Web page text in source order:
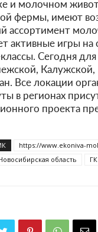
и молочном
фермы, имеют
ассортимент
активные игры
Сегодня
Все локации
в регионах
проекта
https://www.ekoniva-
область